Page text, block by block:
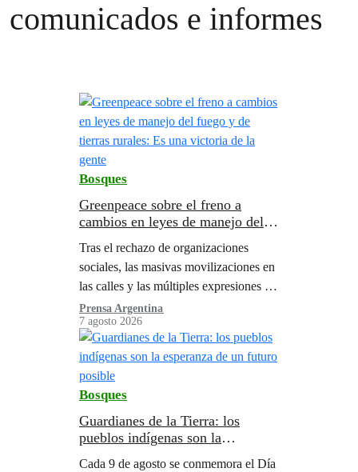
comunicados e informes
Bosques
Greenpeace sobre el freno a
cambios en leyes de manejo del
victoria de la gente
Tras el rechazo de organizaciones
sociales, las masivas movilizaciones en
las calles y las múltiples expresiones en
las redes sociales, el Senado no avanzó
con cambios propuestos por el
gobierno…
Prensa Argentina
7 agosto 2026
Bosques
Guardianes de la Tierra: los
pueblos indígenas son la
Cada 9 de agosto se conmemora el Día